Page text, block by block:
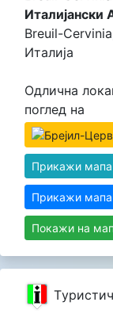
Италијански
Breuil-
Италија
Одлична
поглед на
Прикажи мапа
Прикажи мапа
Покажи на